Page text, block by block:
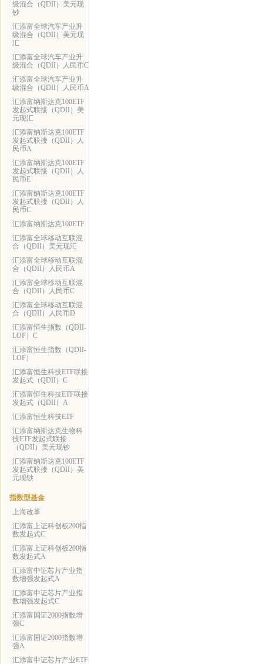
级混合（QDII）美元现
钞
汇添富全球汽车产业升
级混合（QDII）美元现
汇
汇添富全球汽车产业升
级混合（QDII）人民币C
汇添富全球汽车产业升
级混合（QDII）人民币A
汇添富纳斯达克100ETF
发起式联接（QDII）美
元现汇
汇添富纳斯达克100ETF
发起式联接（QDII）人
民币A
汇添富纳斯达克100ETF
发起式联接（QDII）人
民币E
汇添富纳斯达克100ETF
发起式联接（QDII）人
民币C
汇添富纳斯达克100ETF
汇添富全球移动互联混
合（QDII）美元现汇
汇添富全球移动互联混
合（QDII）人民币A
汇添富全球移动互联混
合（QDII）人民币C
汇添富全球移动互联混
合（QDII）人民币D
汇添富恒生指数（QDII-
LOF）C
汇添富恒生指数（QDII-
LOF）
汇添富恒生科技ETF联接
发起式（QDII）C
汇添富恒生科技ETF联接
发起式（QDII）A
汇添富恒生科技ETF
汇添富纳斯达克生物科
技ETF发起式联接
（QDII）美元现钞
汇添富纳斯达克100ETF
发起式联接（QDII）美
元现钞
指数型基金
上海改革
汇添富上证科创板200指
数发起式C
汇添富上证科创板200指
数发起式A
汇添富中证芯片产业指
数增强发起式A
汇添富中证芯片产业指
数增强发起式C
汇添富国证2000指数增
强C
汇添富国证2000指数增
强A
汇添富中证芯片产业ETF